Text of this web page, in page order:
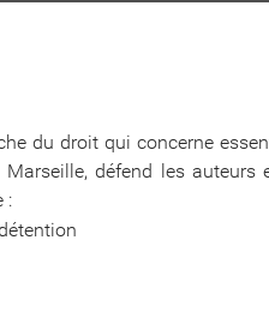
du droit qui concerne
défend les auteurs
: